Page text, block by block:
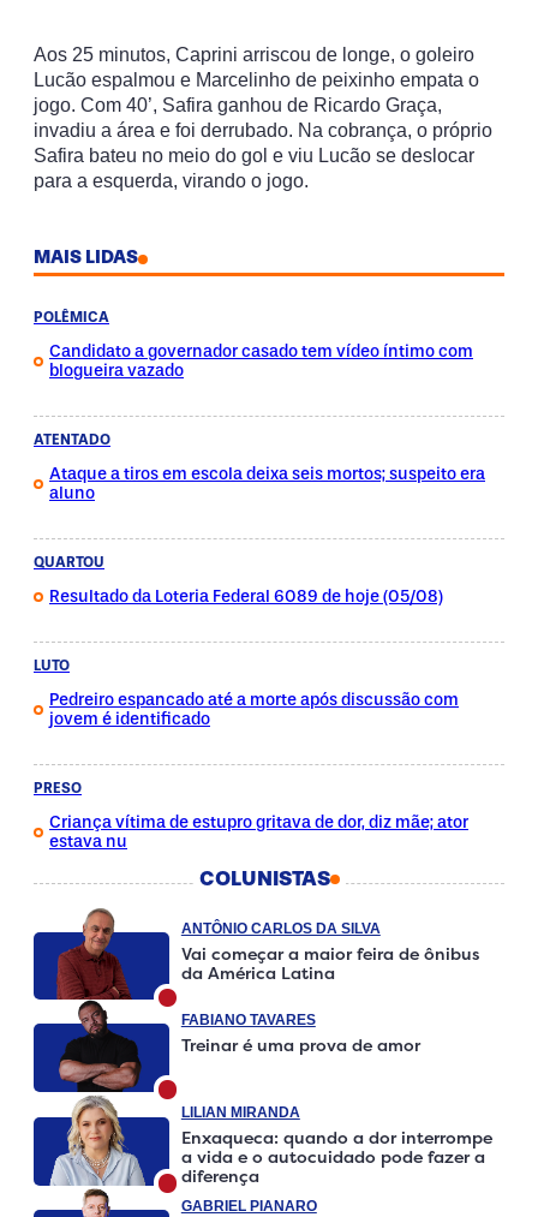
Aos 25 minutos, Caprini arriscou de longe, o goleiro
Lucão espalmou e Marcelinho de peixinho empata o
jogo. Com 40’, Safira ganhou de Ricardo Graça,
invadiu a área e foi derrubado. Na cobrança, o próprio
Safira bateu no meio do gol e viu Lucão se deslocar
para a esquerda, virando o jogo.
MAIS LIDAS
POLÊMICA
Candidato a governador casado tem vídeo íntimo com
blogueira vazado
ATENTADO
Ataque a tiros em escola deixa seis mortos; suspeito era
aluno
QUARTOU
Resultado da Loteria Federal 6089 de hoje (05/08)
LUTO
Pedreiro espancado até a morte após discussão com
jovem é identificado
PRESO
Criança vítima de estupro gritava de dor, diz mãe; ator
estava nu
COLUNISTAS
ANTÔNIO CARLOS DA SILVA
Vai começar a maior feira de ônibus
da América Latina
FABIANO TAVARES
Treinar é uma prova de amor
LILIAN MIRANDA
Enxaqueca: quando a dor interrompe
a vida e o autocuidado pode fazer a
diferença
GABRIEL PIANARO